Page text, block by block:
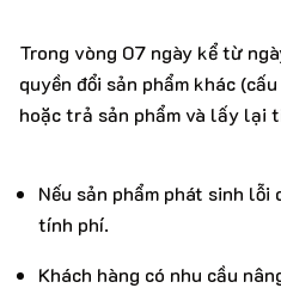
Trong vòng 07 ngày kể từ
quyền đổi sản phẩm khác
hoặc trả sản phẩm và lấy lại
Nếu sản phẩm phát sinh
tính phí.
Khách hàng có nhu cầu